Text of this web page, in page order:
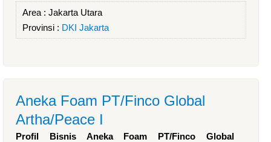
Area : Jakarta Utara
Provinsi : DKI Jakarta
Aneka Foam PT/Finco Global
Artha/Peace I
Profil Bisnis Aneka Foam PT/Finco Global